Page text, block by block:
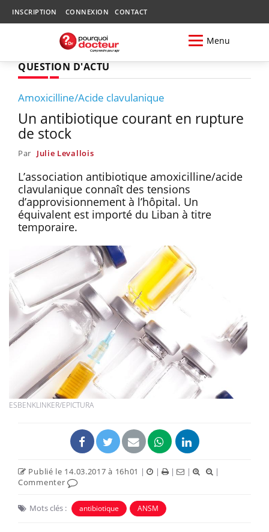
INSCRIPTION CONNEXION CONTACT
Menu
QUESTION D'ACTU
Amoxicilline/Acide clavulanique
Un antibiotique courant en rupture
de stock
Par Julie Levallois
L’association antibiotique amoxicilline/acide
clavulanique connaît des tensions
d’approvisionnement à l’hôpital. Un
équivalent est importé du Liban à titre
temporaire.
ESBENKLINKER/EPICTURA
Publié le 14.03.2017 à 16h01 | | | |
|
Commenter
Mots clés : antibiotique ANSM